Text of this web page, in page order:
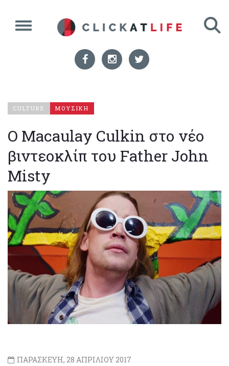
CULTURE ΜΟΥΣΙΚΗ
Ο Macaulay Culkin στο νέο
βιντεοκλίπ του Father John
Misty
ΠΑΡΑΣΚΕΥΗ, 28 ΑΠΡΙΛΙΟΥ 2017